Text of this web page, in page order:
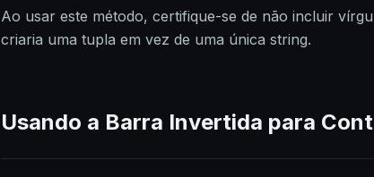
Ao usar este método, certifique-se de não incluir
criaria uma tupla em vez de uma única string.
Usando a Barra Invertida para